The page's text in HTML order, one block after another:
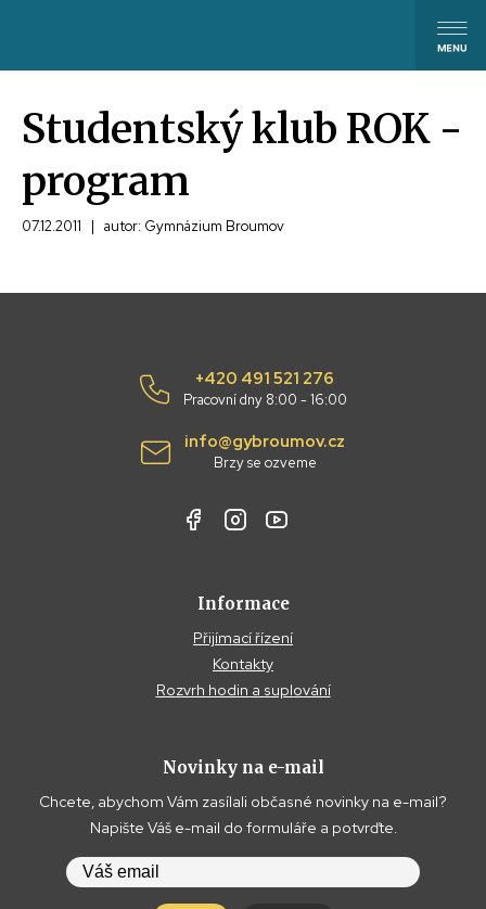
Studentský klub ROK -
program
07.12.2011 | autor: Gymnázium Broumov
+420 491 521 276
Pracovní dny 8:00 - 16:00
info@gybroumov.cz
Brzy se ozveme
Informace
Přijímací řízení
Kontakty
Rozvrh hodin a suplování
Novinky na e-mail
Chcete, abychom Vám zasílali občasné novinky na e-mail?
Napište Váš e-mail do formuláře a potvrďte.